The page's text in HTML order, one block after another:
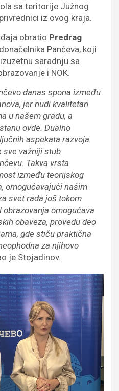
sa teritorije Južnog
iz ovog kraja.
obratio Predrag
Pančeva, koji
saradnju sa
i NOK.
danas spona između
jer nudi kvalitetan
u našem gradu, a
ovde. Dualno
aspekata razvoja
sve važniji stub
Takva vrsta
između teorijskog
omogućavajući našim
svet rada još tokom
obrazovanja omogućava
obaveza, provedu deo
gde stiču praktična
za njihovo
je Stojadinov.